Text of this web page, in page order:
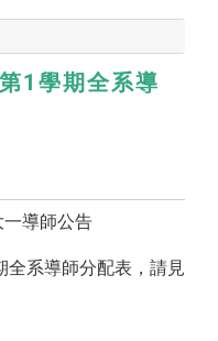
1學期全系導
導師公告
全系導師分配表，請見